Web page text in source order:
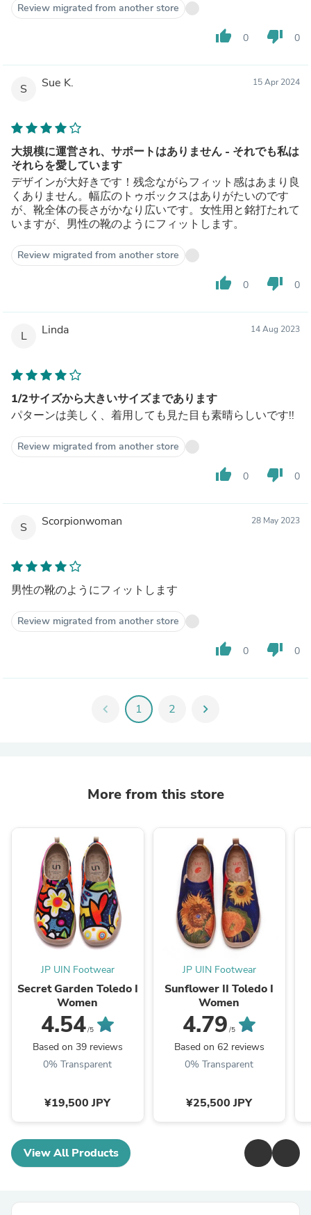
Review migrated from another store
thumb_up 0 thumb_down 0
S Sue K. 15 Apr 2024
大規模に運営され、サポートはありません - それでも私は
それらを愛しています
デザインが大好きです！残念ながらフィット感はあまり良
くありません。幅広のトゥボックスはありがたいのです
が、靴全体の長さがかなり広いです。女性用と銘打たれて
いますが、男性の靴のようにフィットします。
Review migrated from another store
thumb_up 0 thumb_down 0
L Linda 14 Aug 2023
1/2サイズから大きいサイズまであります
パターンは美しく、着用しても見た目も素晴らしいです!!
Review migrated from another store
thumb_up 0 thumb_down 0
S Scorpionwoman 28 May 2023
男性の靴のようにフィットします
Review migrated from another store
thumb_up 0 thumb_down 0
chevron_left 1 2 chevron_right
More from this store
JP UIN Footwear
Secret Garden Toledo I
Women
4.54/5
Based on 39 reviews
0% Transparent
¥19,500 JPY
JP UIN Footwear
Sunflower II Toledo I
Women
4.79 /5
Based on 62 reviews
0% Transparent
¥25,500 JPY
View All Products